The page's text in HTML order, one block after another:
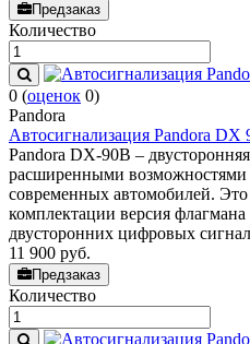
Предзаказ
Количество
0 (оценок 0)
Pandora
Автосигнализация Pandora DX
Pandora DX-90B –
расширенными возможностями
современных автомобилей.
комплектации версия
двусторонних цифровых
11 900 руб.
Предзаказ
Количество